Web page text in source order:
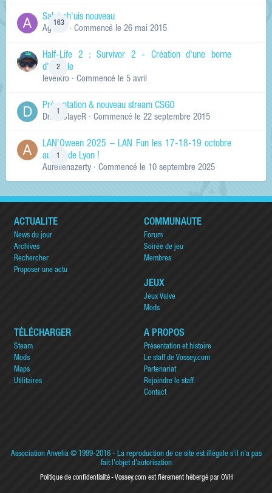
163
Salut ch'uis nouveau
Ag0Nie · Commencé le 26 mai 2015
2
Half-Life 2 : Survivor 2 - Création d'une borne
d'arcade
levelkro · Commencé le 5 avril
Présentation & nouveau stream CSGO
Dr.KinSlayeR · Commencé le 22 septembre 2015
LAN'Oween 2025 – LAN Fun les 17-18-19 octobre
au sud de Lyon !
Aurelienazerty · Commencé le 10 septembre 2025
ACTUALITÉ
News du jour
Archives
Rechercher
Proposer une actu
COMMUNAUTÉ
Forum
Soirée de jeu
Membres
JEUX
Jeux Valve
Mods
TÉLÉCHARGER
Steam
Mods
Maps
Utilitaires
A PROPOS
Présentation et histoire
Le staff de Vossey.com
Partenariat
Rejoindre le staff
Contact
Association Anvelia© 1999-2016 - La reproduction de ce site est illégale s'il n'a pas
fait l'objet d'autorisation
Politique de confidentialité Vossey.com est fièrement hébergé par OVH